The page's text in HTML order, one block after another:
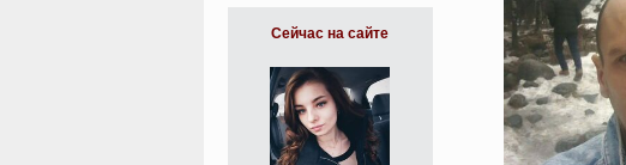
Сейчас на сайте